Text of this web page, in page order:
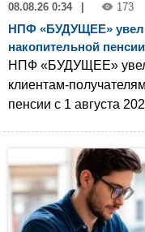
08.08.26 0:34 173
НПФ «БУДУЩЕЕ»
накопительной пенсии
НПФ «БУДУЩЕЕ»
клиентам-
пенсии с 1 августа